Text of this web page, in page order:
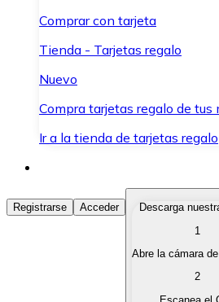
Comprar con tarjeta
Tienda - Tarjetas regalo
Nuevo
Compra tarjetas regalo de
Ir a la tienda de tarjetas regalo
Comprar Criptomonedas
Compra criptomonedas con
Vende tus criptomonedas de
Registrarse Acceder
Descarga
1
Abre la cámara de
2